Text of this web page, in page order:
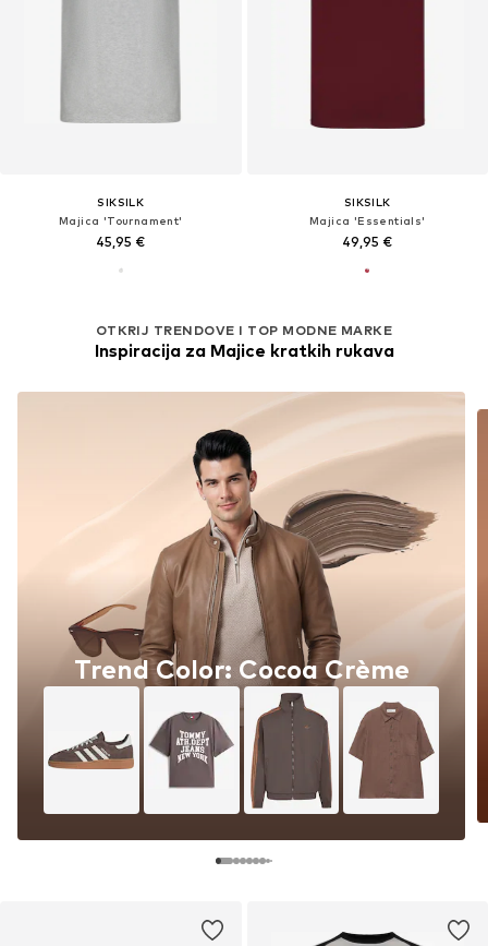
SIKSILK
Majica 'Tournament'
45,95 €
OTKRIJ TRENDOVE I TOP MODNE MARKE
Inspiracija za Majice kratkih rukava
Trend Color: Cocoa Crème
SIKSILK
Majica 'Essentials'
49,95 €